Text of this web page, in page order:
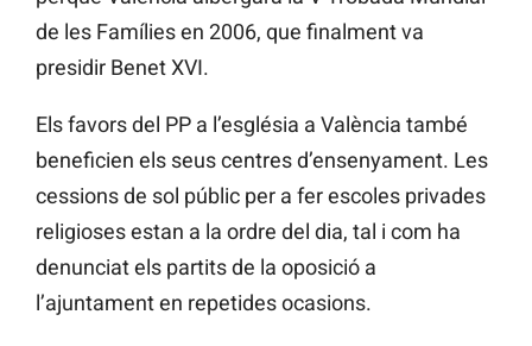
de les Famílies en 2006, que finalment va
presidir Benet XVI.
Els favors del PP a l’església a València també
beneficien els seus centres d’ensenyament. Les
cessions de sol públic per a fer escoles privades
religioses estan a la ordre del dia, tal i com ha
denunciat els partits de la oposició a
l’ajuntament en repetides ocasions.